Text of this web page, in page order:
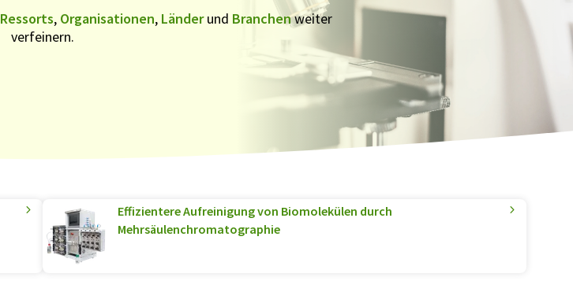
Ressorts, Organisationen, Länderund Branchenweiter
verfeinern.
Effizientere Aufreinigung von Biomolekülen durch
Mehrsäulenchromatographie